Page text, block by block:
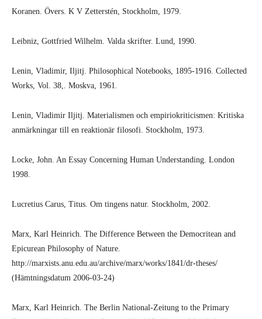
Koranen. Övers. K V Zetterstén, Stockholm, 1979.
Leibniz, Gottfried Wilhelm. Valda skrifter. Lund, 1990.
Lenin, Vladimir, Iljitj. Philosophical Notebooks, 1895-1916. Collected
Works, Vol. 38,. Moskva, 1961.
Lenin, Vladimir Iljitj. Materialismen och empiriokriticismen: Kritiska
anmärkningar till en reaktionär filosofi. Stockholm, 1973.
Locke, John. An Essay Concerning Human Understanding. London
1998.
Lucretius Carus, Titus. Om tingens natur. Stockholm, 2002.
Marx, Karl Heinrich. The Difference Between the Democritean and
Epicurean Philosophy of Nature.
http://marxists.anu.edu.au/archive/marx/works/1841/dr-theses/
(Hämtningsdatum 2006-03-24)
Marx, Karl Heinrich. The Berlin National-Zeitung to the Primary